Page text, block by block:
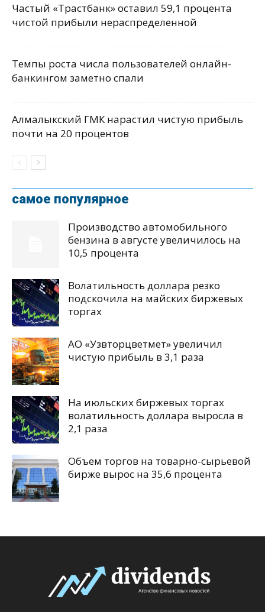
Частый «Трастбанк» оставил 59,1 процента
чистой прибыли нераспределенной
Темпы роста числа пользователей онлайн-
банкингом заметно спали
Алмалыкский ГМК нарастил чистую прибыль
почти на 20 процентов
самое популярное
Производство автомобильного
бензина в августе увеличилось на
10,5 процента
Волатильность доллара резко
подскочила на майских биржевых
торгах
АО «Узвторцветмет» увеличил
чистую прибыль в 3,1 раза
На июльских биржевых торгах
волатильность доллара выросла в
2,1 раза
Объем торгов на товарно-сырьевой
бирже вырос на 35,6 процента